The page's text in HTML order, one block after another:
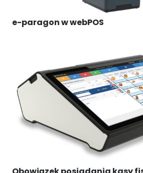
e-paragon w webPOS